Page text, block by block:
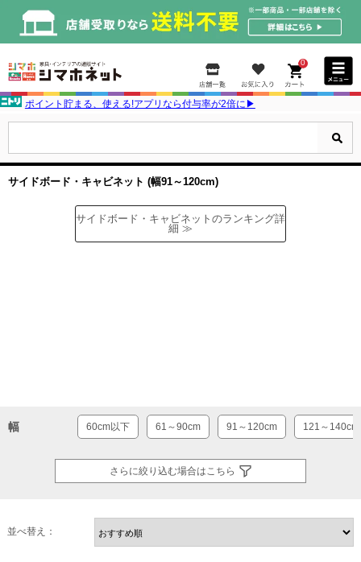
0
ポイント貯まる、使える!アプリなら付与率が2倍に▶
サイドボード・キャビネット (幅91～120cm)
サイドボード・キャビネットのランキング詳
細 ≫
幅 60cm以下 61～90cm 91～120cm 121～140cm
さらに絞り込む場合はこちら
並べ替え：